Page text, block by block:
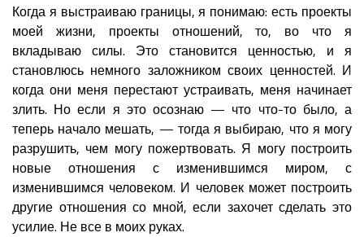
Когда я выстраиваю границы, я понимаю: есть проекты
моей жизни, проекты отношений, то, во что я
вкладываю силы. Это становится ценностью, и я
становлюсь немного заложником своих ценностей. И
когда они меня перестают устраивать, меня начинает
злить. Но если я это осознаю — что что-то было, а
теперь начало мешать, — тогда я выбираю, что я могу
разрушить, чем могу пожертвовать. Я могу построить
новые отношения с изменившимся миром, с
изменившимся человеком. И человек может построить
другие отношения со мной, если захочет сделать это
усилие. Не все в моих руках.